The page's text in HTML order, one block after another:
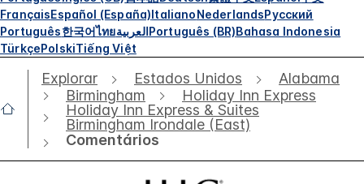
FrançaisEspañol (España)ItalianoNederlandsРусский
Português한국어ไทยالعربيةPortuguês (BR)Bahasa Indonesia
TürkçePolskiTiếng Việt
Explorar Estados Unidos
Alabama
Birmingham
Holiday Inn Express
Holiday Inn Express & Suites
Birmingham Irondale (East)
Comentários